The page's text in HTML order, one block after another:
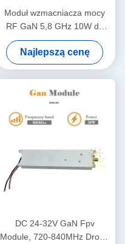
Moduł wzmacniacza mocy
RF GaN 5,8 GHz 10W do
wykrywania dronów
Najlepszą cenę
DC 24-32V GaN Fpv
Module, 720-840MHz Drone